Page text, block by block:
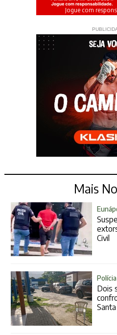
Jogue com
Mais
Civil
Polícia
Dois